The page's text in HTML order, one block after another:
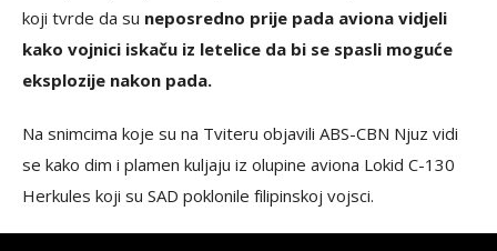
koji tvrde da su neposredno prije pada aviona vidjeli
kako vojnici iskaču iz letelice da bi se spasli moguće
eksplozije nakon pada.
Na snimcima koje su na Tviteru objavili ABS-CBN Njuz vidi
se kako dim i plamen kuljaju iz olupine aviona Lokid C-130
Herkules koji su SAD poklonile filipinskoj vojsci.